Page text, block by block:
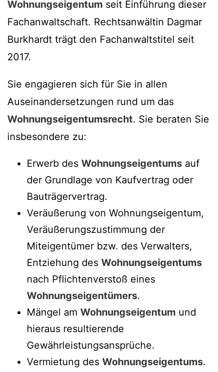
Wohnungseigentum seit Einführung dieser
Fachanwaltschaft. Rechtsanwältin Dagmar
Burkhardt trägt den Fachanwaltstitel seit
2017.
Sie engagieren sich für Sie in allen
Auseinandersetzungen rund um das
Wohnungseigentumsrecht. Sie beraten Sie
insbesondere zu:
Erwerb des Wohnungseigentums auf
der Grundlage von Kaufvertrag oder
Bauträgervertrag.
Veräußerung von Wohnungseigentum,
Veräußerungszustimmung der
Miteigentümer bzw. des Verwalters,
Entziehung des Wohnungseigentums
nach Pflichtenverstoß eines
Wohnungseigentümers.
Mängel am Wohnungseigentum und
hieraus resultierende
Gewährleistungsansprüche.
Vermietung des Wohnungseigentums.